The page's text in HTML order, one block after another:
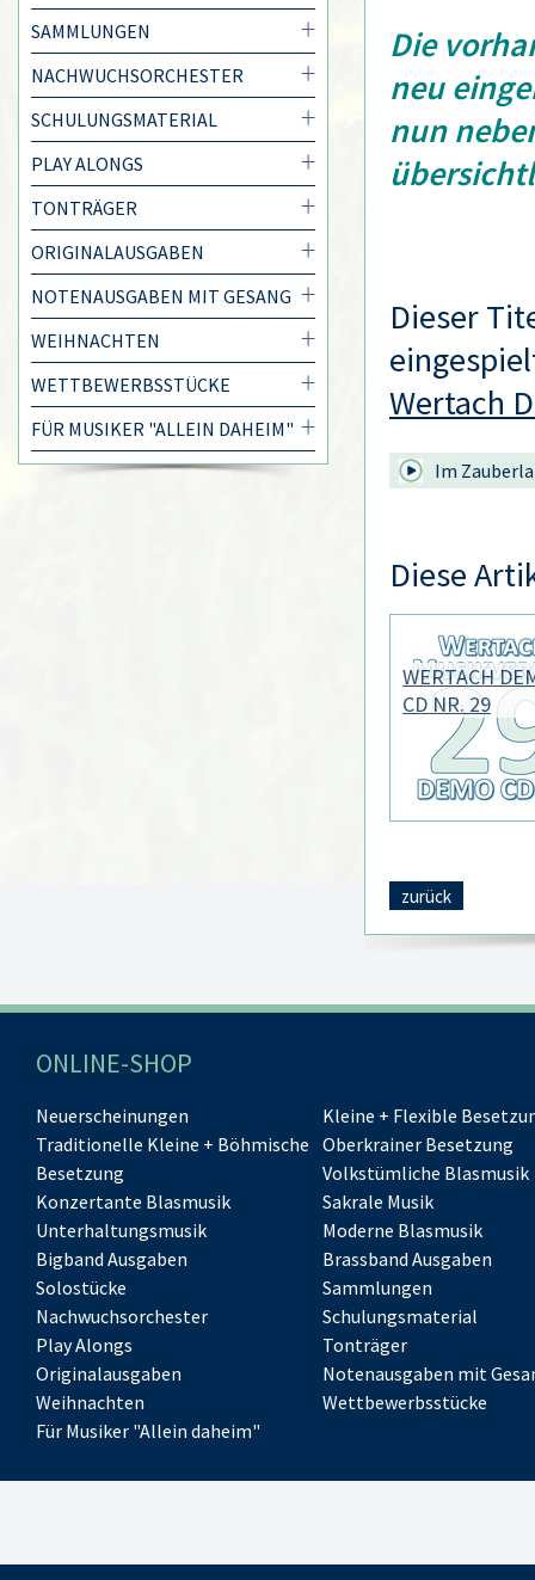
SAMMLUNGEN
NACHWUCHSORCHESTER
SCHULUNGSMATERIAL
PLAY ALONGS
TONTRÄGER
ORIGINALAUSGABEN
NOTENAUSGABEN MIT GESANG
WEIHNACHTEN
WETTBEWERBSSTÜCKE
FÜR MUSIKER "ALLEIN DAHEIM"
Die
neu
nun
Dieser
Wertach
Im
Diese
WERTACH
CD NR. 29
zurück
ONLINE-SHOP
Neuerscheinungen
Kleine + Flexible
Traditionelle Kleine + Böhmische
Besetzung
Oberkrainer Besetzung
Volkstümliche Blasmusik
Konzertante Blasmusik
Sakrale Musik
Unterhaltungsmusik
Moderne Blasmusik
Bigband Ausgaben
Brassband Ausgaben
Solostücke
Sammlungen
Nachwuchsorchester
Schulungsmaterial
Play Alongs
Tonträger
Originalausgaben
Notenausgaben mit
Weihnachten
Wettbewerbsstücke
Für Musiker "Allein daheim"